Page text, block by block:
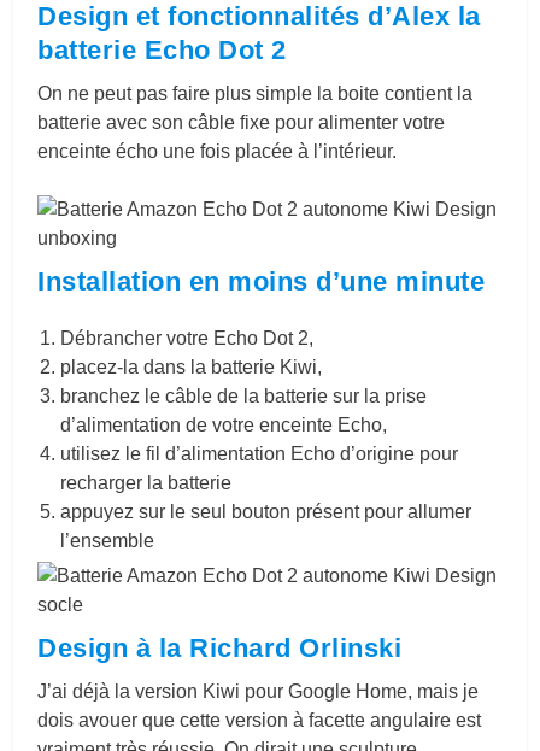
Design et fonctionnalités d’Alex la
batterie Echo Dot 2
On ne peut pas faire plus simple la boite contient la
batterie avec son câble fixe pour alimenter votre
enceinte écho une fois placée à l’intérieur.
Installation en moins d’une minute
Débrancher votre Echo Dot 2,
placez-la dans la batterie Kiwi,
branchez le câble de la batterie sur la prise
d’alimentation de votre enceinte Echo,
utilisez le fil d’alimentation Echo d’origine pour
recharger la batterie
appuyez sur le seul bouton présent pour allumer
l’ensemble
Design à la Richard Orlinski
J’ai déjà la version Kiwi pour Google Home, mais je
dois avouer que cette version à facette angulaire est